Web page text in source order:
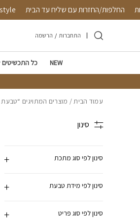
Skip to Contentהחלפות/החזרות עם שליח עד הבית
התחברות / הרשמה
NEW כל התכשיטים
עמוד הבית/ מוצרים המתויגים
סינון
סינון לפי סוג מתכת
סינון לפי מידת טבעת
סינון לפי סוג פריט
בחזרה למעלה